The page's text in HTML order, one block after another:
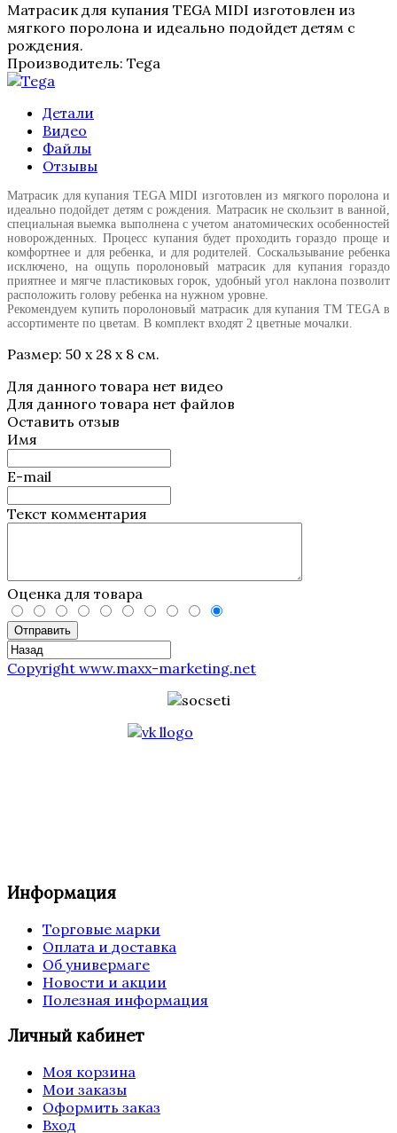
Матрасик для купания TEGA MIDI изготовлен из
мягкого поролона и идеально подойдет детям с
рождения.
Производитель: Tega
Детали
Видео
Файлы
Отзывы
Матрасик для купания TEGA MIDI изготовлен из мягкого поролона и
идеально подойдет детям с рождения. Матрасик не скользит в ванной,
специальная выемка выполнена с учетом анатомических особенностей
новорожденных. Процесс купания будет проходить гораздо проще и
комфортнее и для ребенка, и для родителей. Соскальзывание ребенка
исключено, на ощупь поролоновый матрасик для купания гораздо
приятнее и мягче пластиковых горок, удобный угол наклона позволит
расположить голову ребенка на нужном уровне.
Рекомендуем купить поролоновый матрасик для купания ТМ TEGA в
ассортименте по цветам. В комплект входят 2 цветные мочалки.
Размер: 50 x 28 x 8 см.
Для данного товара нет видео
Для данного товара нет файлов
Оставить отзыв
Имя
E-mail
Текст комментария
Оценка для товара
Отправить
Copyright www.maxx-marketing.net
Информация
Торговые марки
Оплата и доставка
Об универмаге
Новости и акции
Полезная информация
Личный кабинет
Моя корзина
Мои заказы
Оформить заказ
Вход